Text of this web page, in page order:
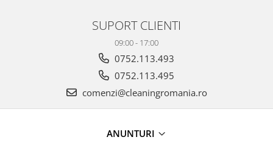
Dispensere hartie igienica si
Dozatoare sapun lichid si
Dozatoare solutii igienizare si
SUPORT CLIENTI
09:00 - 17:00
0752.113.493
0752.113.495
comenzi@cleaningromania.ro
ANUNTURI